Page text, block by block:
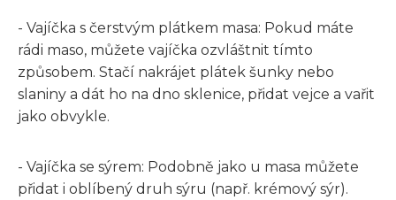
- Vajíčka s čerstvým plátkem masa: Pokud máte
rádi maso, můžete vajíčka ozvláštnit tímto
způsobem. Stačí nakrájet plátek šunky nebo
slaniny a dát ho na dno sklenice, přidat vejce a vařit
jako obvykle.
- Vajíčka se sýrem: Podobně jako u masa můžete
přidat i oblíbený druh sýru (např. krémový sýr).